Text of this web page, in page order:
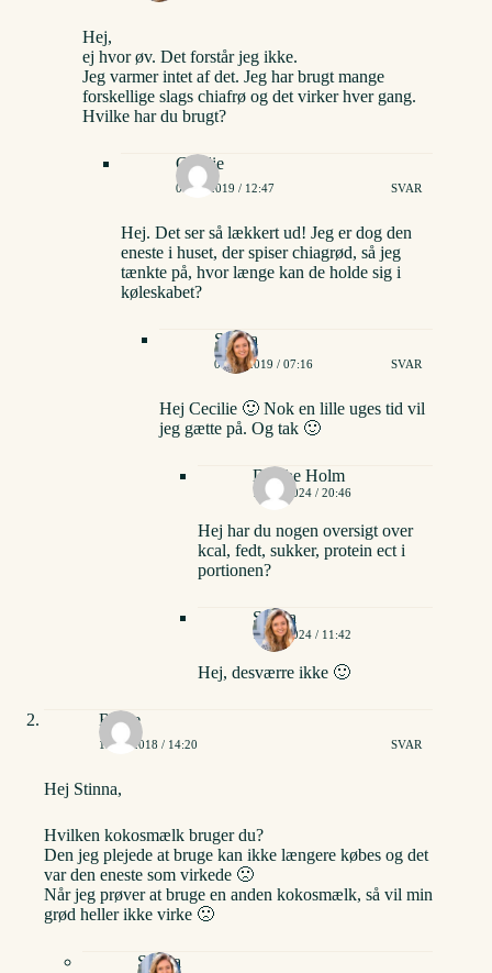
Hej,
ej hvor øv. Det forstår jeg ikke.
Jeg varmer intet af det. Jeg har brugt mange
forskellige slags chiafrø og det virker hver gang.
Hvilke har du brugt?
Cecilie
06/08/2019 / 12:47 SVAR
Hej. Det ser så lækkert ud! Jeg er dog den
eneste i huset, der spiser chiagrød, så jeg
tænkte på, hvor længe kan de holde sig i
køleskabet?
Stinna
07/08/2019 / 07:16 SVAR
Hej Cecilie 🙂 Nok en lille uges tid vil
jeg gætte på. Og tak 🙂
Dorthe Holm
12/06/2024 / 20:46
Hej har du nogen oversigt over
kcal, fedt, sukker, protein ect i
portionen?
Stinna
14/06/2024 / 11:42
Hej, desværre ikke 🙂
Rikke
13/05/2018 / 14:20 SVAR
Hej Stinna,
Hvilken kokosmælk bruger du?
Den jeg plejede at bruge kan ikke længere købes og det
var den eneste som virkede 🙁
Når jeg prøver at bruge en anden kokosmælk, så vil min
grød heller ikke virke 🙁
Stinna